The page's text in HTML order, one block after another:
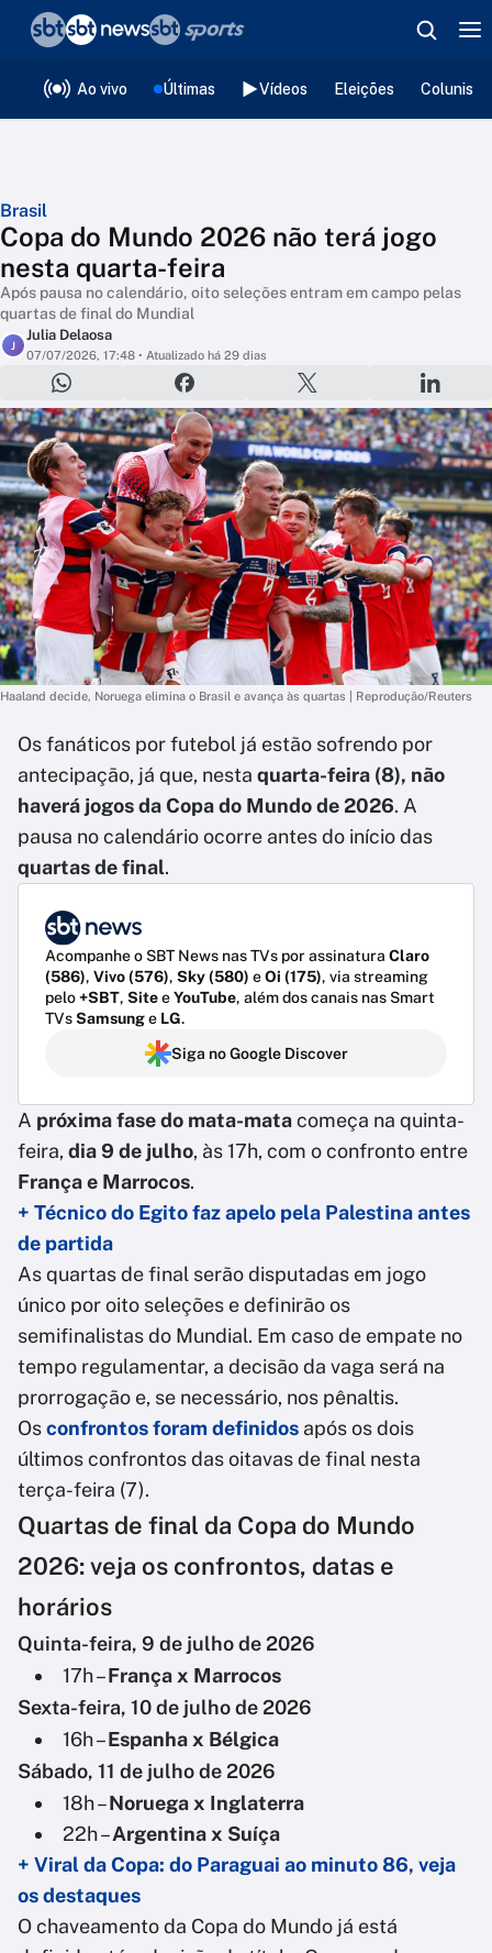
Ao vivo Últimas Vídeos Eleições
Brasil
Copa do Mundo 2026 não terá jogo
nesta quarta-feira
Após pausa no calendário, oito seleções entram em campo pelas
quartas de final do Mundial
J
Julia Delaosa
07/07/2026, 17:48 • Atualizado há 29 dias
Haaland decide, Noruega elimina o Brasil e avança às quartas | Reprodução/Reuters
Os fanáticos por futebol já estão sofrendo por
antecipação, já que, nesta quarta-feira (8), não
haverá jogos da Copa do Mundo de 2026. A
pausa no calendário ocorre antes do início das
quartas de final.
Acompanhe o SBT News nas TVs por assinatura Claro
(586), Vivo (576), Sky (580) eOi (175), via streaming
pelo+SBT, SiteeYouTube, além dos canais nas Smart
TVsSamsunge LG.
Siga no Google Discover
A próxima fase do mata-matacomeça na quinta-
feira, dia 9 de julho, às 17h, com o confronto entre
França e Marrocos.
+ Técnico do Egito faz apelo pela Palestina antes
de partida
As quartas de final serão disputadas em jogo
único por oito seleções edefinirão os
semifinalistas do Mundial. Em caso de empate no
tempo regulamentar, a decisão da vaga será na
prorrogação e, se necessário, nos pênaltis.
Osconfrontos foram definidos após os dois
últimos confrontos das oitavas de final nesta
terça-feira (7).
Quartas de final da Copa do Mundo
2026: veja os confrontos, datas e
horários
Quinta-feira, 9 de julho de 2026
17h –França x Marrocos
Sexta-feira, 10 de julho de 2026
16h –Espanha x Bélgica
Sábado, 11 de julho de 2026
18h –Noruega x Inglaterra
22h –Argentina x Suíça
+ Viral da Copa: do Paraguai ao minuto 86, veja
os destaques
O chaveamento da Copa do Mundo já está
❮voltar
Editorias